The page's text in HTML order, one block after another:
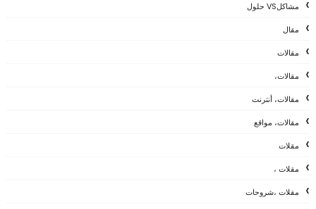
مشاكلVS حلول
مقال
مقالات
مقالات،
مقالات، أنترنت
مقالات، مواقع
مقلات
مقلات ،
مقلات ،شروحات